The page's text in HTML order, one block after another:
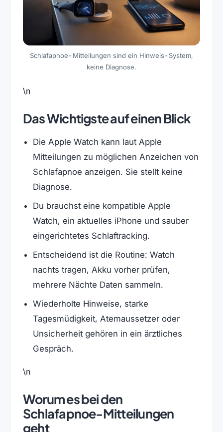
Schlafapnoe-Mitteilungen sind ein Hinweis-System,
keine Diagnose.
\n
Das Wichtigste auf einen Blick
Die Apple Watch kann laut Apple
Mitteilungen zu möglichen Anzeichen von
Schlafapnoe anzeigen. Sie stellt keine
Diagnose.
Du brauchst eine kompatible Apple
Watch, ein aktuelles iPhone und sauber
eingerichtetes Schlaftracking.
Entscheidend ist die Routine: Watch
nachts tragen, Akku vorher prüfen,
mehrere Nächte Daten sammeln.
Wiederholte Hinweise, starke
Tagesmüdigkeit, Atemaussetzer oder
Unsicherheit gehören in ein ärztliches
Gespräch.
\n
Worum es bei den
Schlafapnoe-Mitteilungen
geht